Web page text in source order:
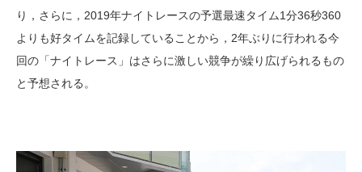
り，さらに，2019年ナイトレースの予選最速タイム1分36秒360
よりも好タイムを記録していることから，2年ぶりに行われる今
回の「ナイトレース」はさらに激しい競争が繰り広げられるもの
と予想される。